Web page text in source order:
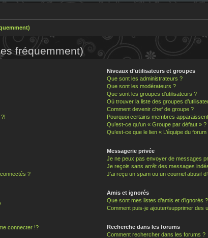
fréquemment)
?
connecter !?
Niveaux d’utilisateurs et groupes
Que sont les administrateurs ?
Que sont les modérateurs ?
Que sont les groupes d’utilisateurs ?
Où trouver la liste des groupes
Comment devenir chef de groupe ?
Pourquoi certains membres
Qu’est-ce qu’un « Groupe par défaut » ?
Qu’est-ce que le lien « L’équipe du forum
Messagerie privée
Je ne peux pas envoyer de messages
Je reçois sans arrêt des messages
J’ai reçu un spam ou un courriel abusif
Amis et ignorés
Que sont mes listes d’amis et d’ignorés ?
Comment puis-je ajouter/supprimer des
Recherche dans les forums
Comment rechercher dans les forums ?